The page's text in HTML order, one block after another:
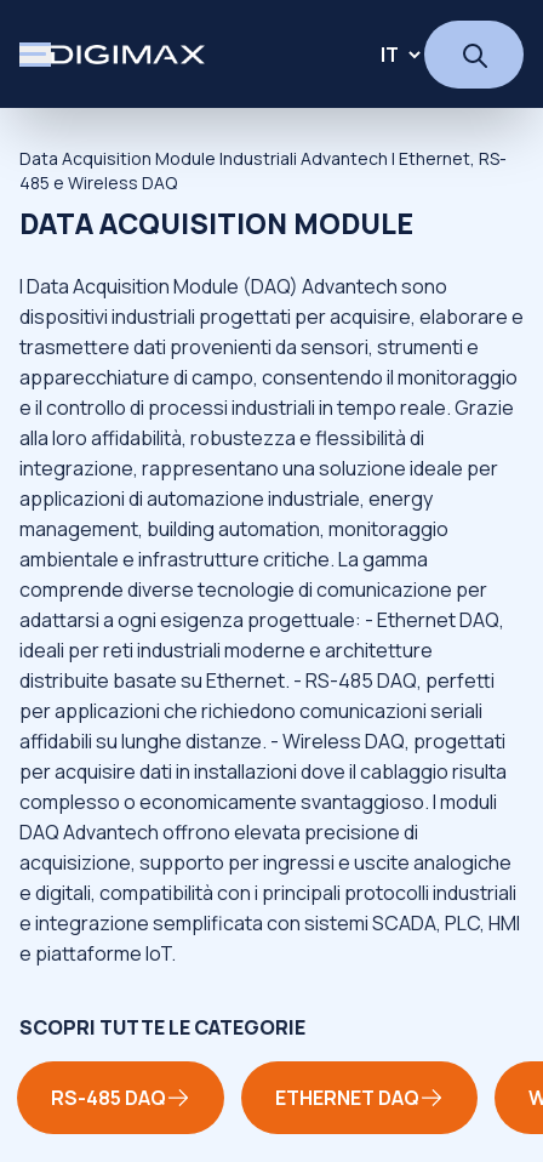
Data Acquisition Module Industriali Advantech | Ethernet, RS-
485 e Wireless DAQ
DATA ACQUISITION MODULE
I Data Acquisition Module (DAQ) Advantech sono
dispositivi industriali progettati per acquisire, elaborare e
trasmettere dati provenienti da sensori, strumenti e
apparecchiature di campo, consentendo il monitoraggio
e il controllo di processi industriali in tempo reale. Grazie
alla loro affidabilità, robustezza e flessibilità di
integrazione, rappresentano una soluzione ideale per
applicazioni di automazione industriale, energy
management, building automation, monitoraggio
ambientale e infrastrutture critiche. La gamma
comprende diverse tecnologie di comunicazione per
adattarsi a ogni esigenza progettuale: - Ethernet DAQ,
ideali per reti industriali moderne e architetture
distribuite basate su Ethernet. - RS-485 DAQ, perfetti
per applicazioni che richiedono comunicazioni seriali
affidabili su lunghe distanze. - Wireless DAQ, progettati
per acquisire dati in installazioni dove il cablaggio risulta
complesso o economicamente svantaggioso. I moduli
DAQ Advantech offrono elevata precisione di
acquisizione, supporto per ingressi e uscite analogiche
e digitali, compatibilità con i principali protocolli industriali
e integrazione semplificata con sistemi SCADA, PLC, HMI
e piattaforme IoT.
SCOPRI TUTTE LE CATEGORIE
RS-485 DAQ ETHERNET DAQ